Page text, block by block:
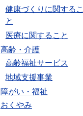
健康づくりに関するこ
と
医療に関すること
高齢・介護
高齢福祉サービス
地域支援事業
障がい・福祉
おくやみ